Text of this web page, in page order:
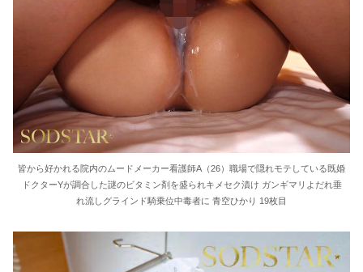
皆から好かれる院内のムードメーカー看護師A（26）職場で隠れモテしている既婚
ドクターYが調合した謎のビタミン剤を盛られキメセク漬け ガンギマリよだれ垂
れ流しグラインド騎乗位中毒者に 青空ひかり 19枚目